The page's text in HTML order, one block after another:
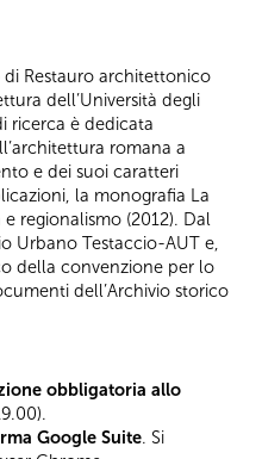
Restauro architettonico
dell’Università degli
ricerca è dedicata
romana a
e dei suoi caratteri
la monografia La
regionalismo (2012). Dal
Urbano Testaccio-AUT e,
della convenzione per lo
dell’Archivio storico
obbligatoria allo
Google Suite. Si